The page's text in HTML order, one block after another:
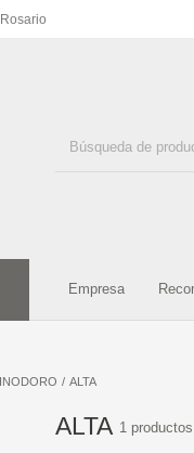
Empresa
HIDROMASAJES Y
SAUNAS
/ ALTA
ALTA 1 productos